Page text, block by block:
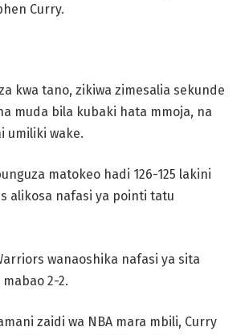
Curry.
kwa tano, zikiwa zimesalia sekunde
muda bila kubaki hata mmoja, na
umiliki wake.
matokeo hadi 126-125 lakini
alikosa nafasi ya pointi tatu
wanaoshika nafasi ya sita
2-2.
zaidi wa NBA mara mbili, Curry